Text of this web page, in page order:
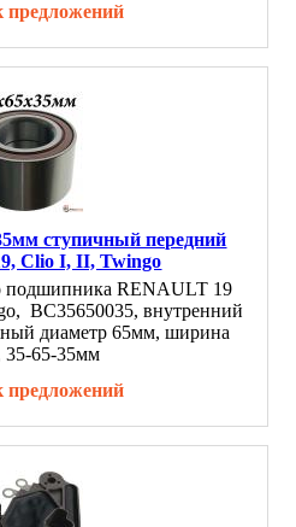
предложений
ступичный передний
Clio I, II, Twingo
подшипника RENAULT 19
BC35650035, внутренний
диаметр 65мм, ширина
35-65-35мм
предложений